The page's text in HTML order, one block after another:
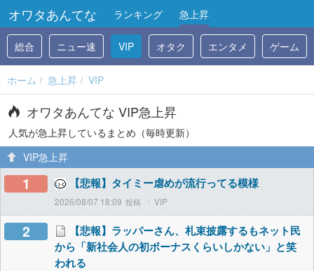
オワタあんてな ランキング 急上昇
総合 ニュー速 VIP オタク エンタメ ゲーム
ホーム 急上昇 VIP
オワタあんてな VIP急上昇
人気が急上昇しているまとめ（毎時更新）
VIP急上昇
1 【悲報】タイミー虐めが流行ってる模様
2026/08/07 18:09 VIP
2
【悲報】ラッパーさん、札束披露するもネット民
から「新社会人の初ボーナスくらいしかない」と笑
われる